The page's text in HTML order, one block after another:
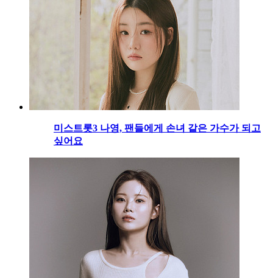
미스트롯3 나영, 팬들에게 손녀 같은 가수가 되고
싶어요